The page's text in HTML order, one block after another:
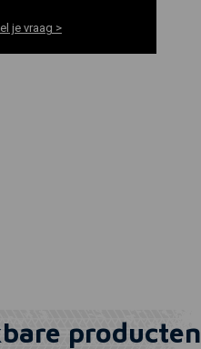
je vraag >
producten